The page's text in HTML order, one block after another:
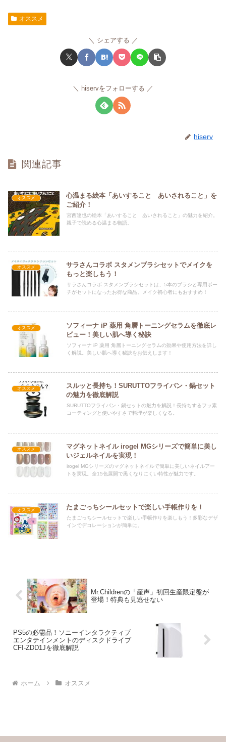
オススメ
シェアする
hiservをフォローする
hiserv
関連記事
オススメ
心温まる絵本「あいすること あいされること」を
ご紹介！
宮西達也の絵本「あいすること あいされること」の魅力を紹介。
親子で読める心温まる物語。
オススメ
サラさんコラボ スタメンブラシセットでメイクを
もっと楽しもう！
サラさんコラボ スタメンブラシセットは、5本のブラシと専用ポー
チがセットになったお得な商品。メイク初心者にもおすすめ！
オススメ
ソフィーナ iP 薬用 角層トーニングセラムを徹底レ
ビュー！美しい肌へ導く秘訣
ソフィーナ iP 薬用 角層トーニングセラムの効果や使用方法を詳し
く解説。美しい肌へ導く秘訣をお伝えします！
オススメ
スルッと長持ち！SURUTTOフライパン・鍋セット
の魅力を徹底解説
SURUTTOフライパン・鍋セットの魅力を解説！長持ちするフッ素
コーティングと使いやすさで料理が楽しくなる。
オススメ
マグネットネイル irogel MGシリーズで簡単に美し
いジェルネイルを実現！
irogel MGシリーズのマグネットネイルで簡単に美しいネイルアー
トを実現。全15色展開で黒くなりにくい特性が魅力です。
オススメ たまごっちシールセットで楽しい手帳作りを！
たまごっちシールセットで楽しい手帳作りを楽しもう！多彩なデザ
インでデコレーションが簡単に。
Mr.Childrenの「産声」初回生産限定盤が
登場！特典も見逃せない
PS5の必需品！ソニーインタラクティブ
エンタテインメントのディスクドライブ
CFI-ZDD1Jを徹底解説
ホーム オススメ